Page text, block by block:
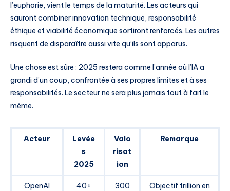
l’euphorie, vient le temps de la maturité. Les acteurs qui
sauront combiner innovation technique, responsabilité
éthique et viabilité économique sortiront renforcés. Les autres
risquent de disparaître aussi vite qu’ils sont apparus.
Une chose est sûre : 2025 restera comme l’année où l’IA a
grandi d’un coup, confrontée à ses propres limites et à ses
responsabilités. Le secteur ne sera plus jamais tout à fait le
même.
Acteur
Levée
s
2025
Valo
risat
ion
Remarque
OpenAI
40+
300
Objectif trillion en